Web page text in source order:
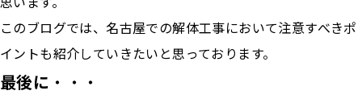
このブログでは、名古屋での解体工事において注意すべきポ
イントも紹介していきたいと思っております。
最後に ・・・